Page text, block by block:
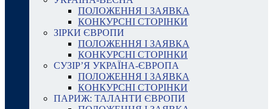
ПОЛОЖЕННЯ І ЗАЯВКА
КОНКУРСНІ СТОРІНКИ
ЗІРКИ ЄВРОПИ
ПОЛОЖЕННЯ І ЗАЯВКА
КОНКУРСНІ СТОРІНКИ
СУЗІР’Я УКРАЇНА-ЄВРОПА
ПОЛОЖЕННЯ І ЗАЯВКА
КОНКУРСНІ СТОРІНКИ
ПАРИЖ: ТАЛАНТИ ЄВРОПИ